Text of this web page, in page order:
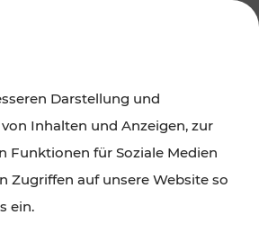
und das Burgenland
Darstellung und
Inhalten und Anzeigen, zur
Funktionen für Soziale Medien
Zugriffen auf unsere Website so
ein.